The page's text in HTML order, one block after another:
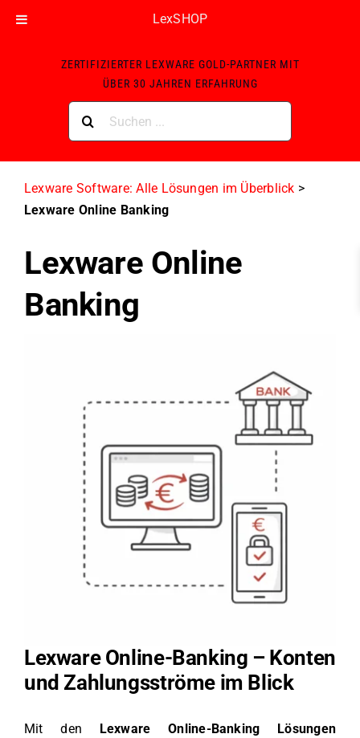
LexSHOP
ZERTIFIZIERTER LEXWARE GOLD-PARTNER MIT
ÜBER 30 JAHREN ERFAHRUNG
nach:
Lexware Software: Alle Lösungen im Überblick >
Lexware Online Banking
Lexware Online
Banking
Lexware Online-Banking – Konten
und Zahlungsströme im Blick
Mit den
Lexware Online-Banking Lösungen